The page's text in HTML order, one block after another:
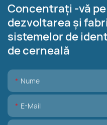
Concentrați -vă
dezvoltarea și
sistemelor de
de cerneală
Nume
E-Mail